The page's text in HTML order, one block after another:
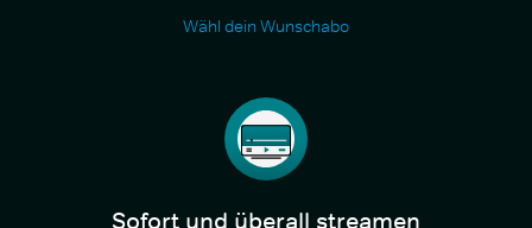
Wähl dein Wunschabo
Sofort und überall streamen